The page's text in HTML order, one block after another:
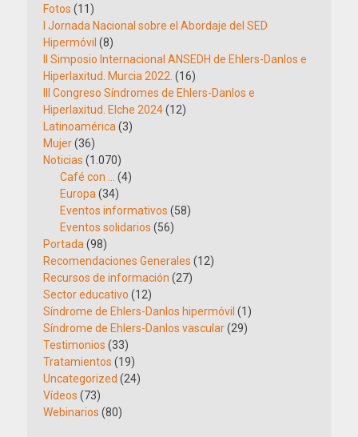
Fotos (11)
I Jornada Nacional sobre el Abordaje del SED
Hipermóvil (8)
II Simposio Internacional ANSEDH de Ehlers-Danlos e
Hiperlaxitud. Murcia 2022. (16)
III Congreso Síndromes de Ehlers-Danlos e
Hiperlaxitud. Elche 2024(12)
Latinoamérica (3)
Mujer(36)
Noticias (1.070)
Café con …
(4)
Europa (34)
Eventos informativos (58)
Eventos solidarios (56)
Portada (98)
Recomendaciones Generales (12)
Recursos de información (27)
Sector educativo (12)
Síndrome de Ehlers-Danlos hipermóvil (1)
Síndrome de Ehlers-Danlos vascular(29)
Testimonios (33)
Tratamientos (19)
Uncategorized (24)
Vídeos (73)
Webinarios (80)